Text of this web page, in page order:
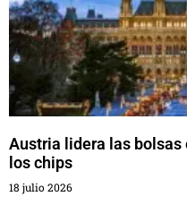
Austria lidera las bolsas
los chips
18 julio 2026